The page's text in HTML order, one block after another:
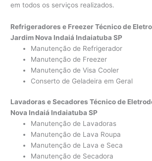
em todos os serviços realizados.
Refrigeradores e Freezer Técnico de
Jardim Nova Indaiá Indaiatuba SP
Manutenção de Refrigerador
Manutenção de Freezer
Manutenção de Visa Cooler
Conserto de Geladeira em Geral
Lavadoras e Secadores Técnico de
Nova Indaiá Indaiatuba SP
Manutenção de Lavadoras
Manutenção de Lava Roupa
Manutenção de Lava e Seca
Manutenção de Secadora